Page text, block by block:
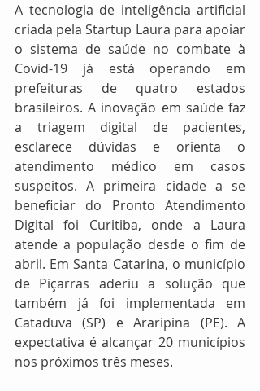
A tecnologia de inteligência artificial
criada pela Startup Laura para apoiar
o sistema de saúde no combate à
Covid-19 já está operando em
prefeituras de quatro estados
brasileiros. A inovação em saúde faz
a triagem digital de pacientes,
esclarece dúvidas e orienta o
atendimento médico em casos
suspeitos. A primeira cidade a se
beneficiar do Pronto Atendimento
Digital foi Curitiba, onde a Laura
atende a população desde o fim de
abril. Em Santa Catarina, o município
de Piçarras aderiu a solução que
também já foi implementada em
Cataduva (SP) e Araripina (PE). A
expectativa é alcançar 20 municípios
nos próximos três meses.